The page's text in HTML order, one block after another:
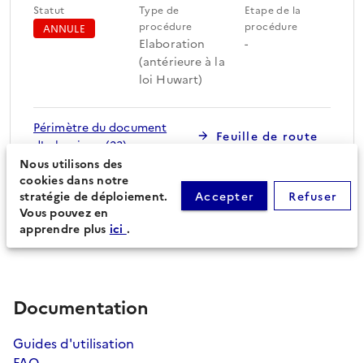
Statut
ANNULE
Type de
procédure
Elaboration
(antérieure à la
loi Huwart)
Etape de la
procédure
-
Périmètre du document
d'urbanisme (23)
Feuille de route
Procédures secondaires
Documentation
Guides d'utilisation
Nous utilisons des
cookies dans notre
stratégie de déploiement.
Vous pouvez en
apprendre plus ici .
Accepter Refuser